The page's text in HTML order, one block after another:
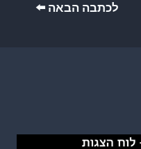
לכתבה הבאה ⬅️